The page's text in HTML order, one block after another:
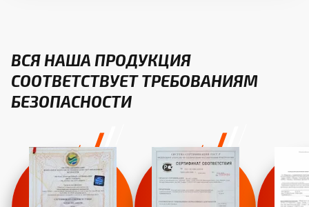
ВСЯ НАША ПРОДУКЦИЯ
СООТВЕТСТВУЕТ ТРЕБОВАНИЯМ
БЕЗОПАСНОСТИ